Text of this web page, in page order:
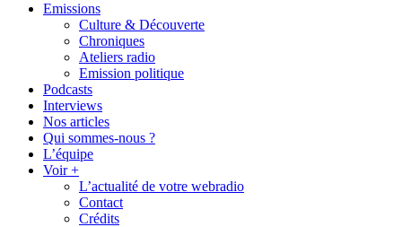
Emissions
Culture & Découverte
Chroniques
Ateliers radio
Emission politique
Podcasts
Interviews
Nos articles
Qui sommes-nous ?
L’équipe
Voir +
L’actualité de votre webradio
Contact
Crédits